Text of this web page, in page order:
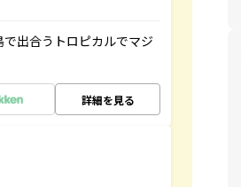
出合うトロピカルでマジ
詳細を見る